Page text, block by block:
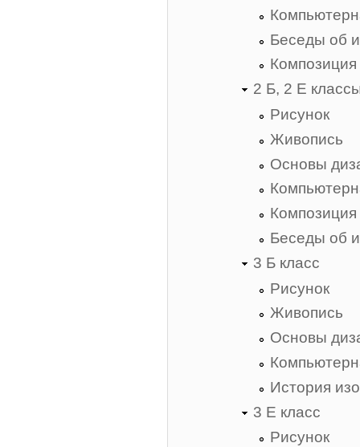
Беседы об
Композиция
2 Б, 2 Е
Рисунок
Живопись
Основы
Композиция
Беседы об
3 Б класс
Рисунок
Живопись
Основы
История
3 Е класс
Рисунок